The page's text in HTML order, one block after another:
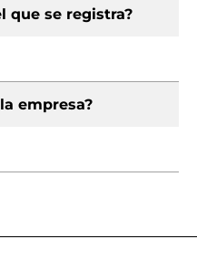
que se registra?
empresa?